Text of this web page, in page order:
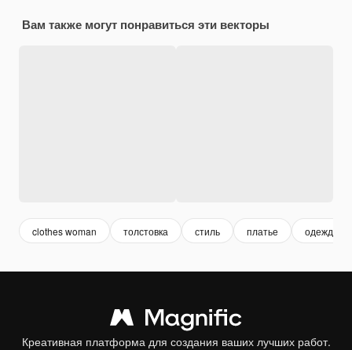
Вам также могут понравиться эти векторы
clothes woman толстовка стиль платье одежда
Креативная платформа для создания ваших лучших работ.